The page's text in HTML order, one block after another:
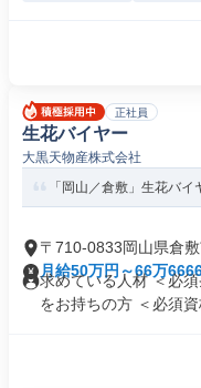
正社員
生花バイヤー
大黒天物産株式会社
「岡山／倉敷」生花バ
〒710-0833岡山県倉
月給50万円～66万
求めている人材 ＜必
をお持ちの方 ＜必須資